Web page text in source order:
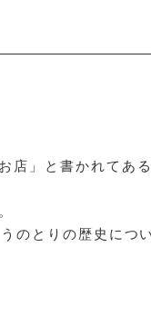
店」と書かれてあ
のとりの歴史につ